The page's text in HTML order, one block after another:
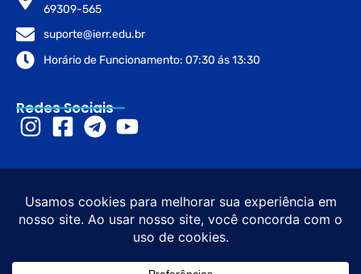
Redes Sociais
69309-565
suporte@ierr.edu.br
Horário de Funcionamento: 07:30 ás 13:30
© 2026 Instituto de Educação de
Roraima – IERR. Todos os direitos
reservados. CNPJ: 45.273.916/0001-
Desenvolvimento e
Design sob diretrizes do
Governo de Roraima e